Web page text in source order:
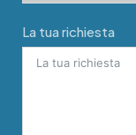
La tua richiesta